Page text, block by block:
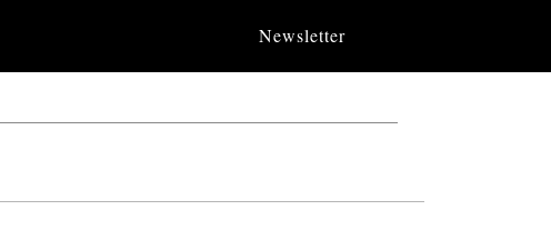
Newsletter